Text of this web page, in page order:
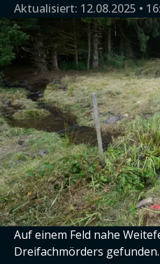
Aktualisiert: 12.08.2025 •
Auf einem Feld nahe
Dreifachmörders gefunden.